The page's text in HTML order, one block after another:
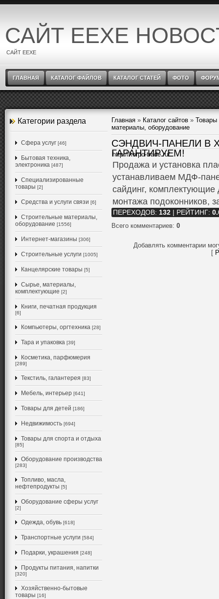
САЙТ EEXE
САЙТ EEXE
ГЛАВНАЯ КАТАЛОГ ФАЙЛОВ КАТАЛОГ СТАТЕЙ ФОТО
Категории раздела
Cфера услуг [46]
Бытовая техника,
электроника [487]
Специализированные
товары [2]
Средства и услуги связи [6]
Строительные материалы,
оборудование [1556]
Интернет-магазины [306]
Строительные услуги [1005]
Канцелярские товары [5]
Сырье, материалы,
комплектующие [2]
Книги, печатная продукция
[6]
Компьютеры, оргтехника [28]
Тара и упаковка [39]
Косметика, парфюмерия
[289]
Текстиль, галантерея [83]
Мебель, интерьер [641]
Товары для детей [186]
Недвижимость [694]
Товары для спорта и отдыха
[85]
Оборудование производства
[283]
Топливо, масла,
нефтепродукты [5]
Оборудование сферы услуг
[2]
Одежда, обувь [618]
Транспортные услуги [584]
Подарки, украшения [248]
Продукты питания, напитки
[320]
Хозяйственно-бытовые
товары [16]
Главная » Каталог сайтов » Товары
материалы, оборудование
СЭНДВИЧ-ПАНЕЛИ В
ГАРАНТИРУЕМ!
http://korpo-trade.ru/
Продажа и установка
устанавливаем МДФ-
сайдинг,
монтажа подоконников,
ПЕРЕХОДОВ: 132 РЕЙТИНГ:
Всего комментариев: 0
Добавлять комментарии
[